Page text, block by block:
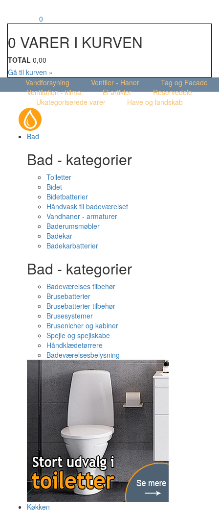
0
0 VARER I KURVEN
TOTAL 0,00
Gå til kurven »
Vandforsyning
Ventiler - Haner
Tag og Facade
Ventilation - klima
El artikler
Reservedele
Ukategoriserede varer
Have og landskab
Bad
Bad - kategorier
Toiletter
Bidet
Bidetbatterier
Håndvask til badeværelset
Vandhaner - armaturer
Baderumsmøbler
Badekar
Badekarbatterier
Bad - kategorier
Badeværelses tilbehør
Brusebatterier
Brusebatterier tilbehør
Brusesystemer
Brusenicher og kabiner
Spejle og spejlskabe
Håndklædetørrere
Badeværelsesbelysning
Køkken